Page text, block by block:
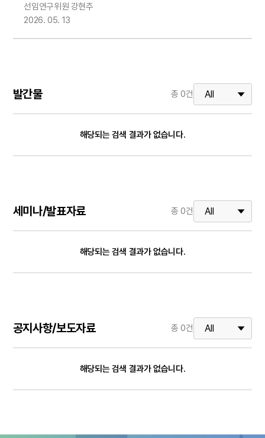
선임연구위원 강현주
2026. 05. 13
발간물 총0건
해당되는 검색 결과가 없습니다.
세미나/발표자료 총0건
해당되는 검색 결과가 없습니다.
공지사항/보도자료 총0건
해당되는 검색 결과가 없습니다.